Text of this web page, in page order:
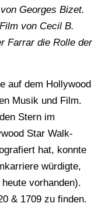
Georges Bizet.
von Cecil B.
Farrar die Rolle der
auf dem Hollywood
Musik und Film.
Stern im
Star Walk-
hat, konnte
würdigte,
vorhanden).
& 1709 zu finden.